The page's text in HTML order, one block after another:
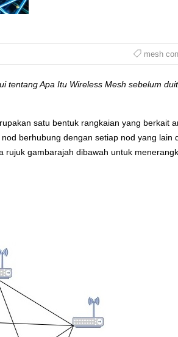
mesh
tentang Apa Itu Wireless Mesh sebelum
satu bentuk rangkaian yang berkait
berhubung dengan setiap nod yang lain
gambarajah dibawah untuk